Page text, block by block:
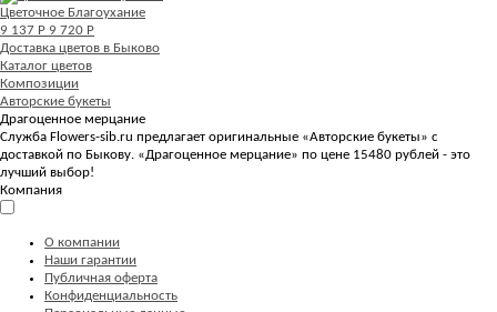
Цветочное Благоухание
9 137 Р 9 720 Р
Доставка цветов в Быково
Каталог цветов
Композиции
Авторские букеты
Драгоценное мерцание
Служба Flowers-sib.ru предлагает оригинальные «Авторские букеты» с
доставкой по Быкову. «Драгоценное мерцание» по цене 15480 рублей - это
лучший выбор!
Компания
О компании
Наши гарантии
Публичная оферта
Конфиденциальность